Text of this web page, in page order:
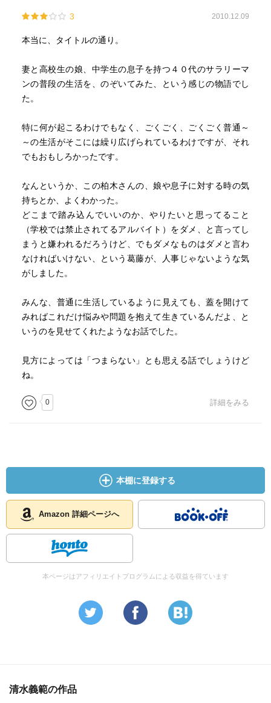
代の雰囲気の変化が分って面白い。この時代はまだまとま
りがあった。今はもっとバラバラだなという。
デパートにズボンを買いに行く話には特に共感した。しか
し今ではズボンもデパートではないだろうと思う。そうし
『またしてもズボンの裾直しか。いつもいつも必ずズボン
「いや、これでいい。これが気に入ったよ。」
下手して、ズボンを二着を試着させられてはたまらないの
で強引に気に入ってしまうのである。
試着室ではそれまではいていたズボンを脱ぎ、裾が外側
に折り曲げられている新しいズボンをはく。非常に情けな
はたして自分はいつも、ズボンをどのようにはいているの
か。ベルトをどの辺にしめているのか。ベルトはへそのあ
ら、服を買うのが好きではないのである。
はズボンをややたくしあげた。』
3 2010.12.09
本当に、タイトルの通り。
妻と高校生の娘、中学生の息子を持つ４０代のサラリーマ
ンの普段の生活を、のぞいてみた、という感じの物語でし
た。
特に何が起こるわけでもなく、ごくごく、ごくごく普通～
～の生活がそこには繰り広げられているわけですが、それ
でもおもしろかったです。
なんというか、この柏木さんの、娘や息子に対する時の気
持ちとか、よくわかった。
どこまで踏み込んでいいのか、やりたいと思ってること
（学校では禁止されてるアルバイト）をダメ、と言ってし
まうと嫌われるだろうけど、でもダメなものはダメと言わ
なければいけない、という葛藤が、人事じゃないような気
がしました。
みんな、普通に生活しているように見えても、蓋を開けて
みればこれだけ悩みや問題を抱えて生きているんだよ、と
いうのを見せてくれたようなお話でした。
見方によっては「つまらない」とも思える話でしょうけど
ね。
0 詳細をみる
本棚に登録する
Amazon 詳細ページへ
本ページはアフィリエイトプログラムによる収益を得ています
清水義範の作品